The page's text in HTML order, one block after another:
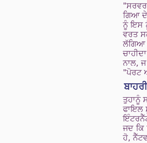
ਗਿਆ
ਨੂੰ ਇਸ
ਵਰਤ
ਲੱਗਿਆ
ਨਾਲ,
"ਪੋਰਟ
ਤੁਹਾਨੂੰ
ਫਾਇਲ
ਜਦ
ਹੋ,